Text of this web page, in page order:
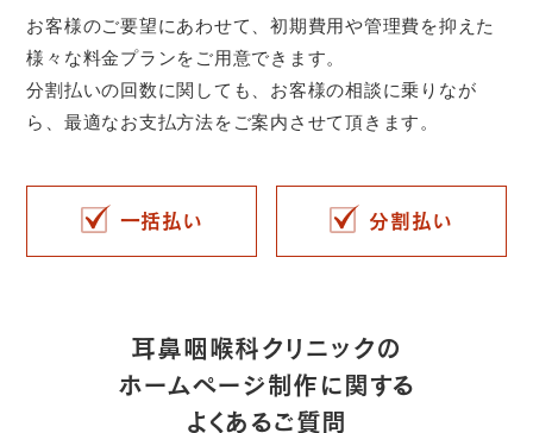
お客様のご要望にあわせて、初期費用や管理費を抑えた
様々な料金プランをご用意できます。
分割払いの回数に関しても、お客様の相談に乗りなが
ら、最適なお支払方法をご案内させて頂きます。
一括払い 分割払い
耳鼻咽喉科クリニックの
ホームページ制作に関する
よくあるご質問